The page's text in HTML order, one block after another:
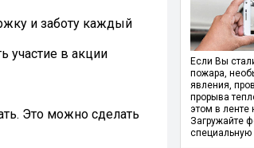
и заботу каждый
участие в акции
Это можно сделать
Если Вы
пожара,
явления,
прорыва
этом в ленте
Загружайте
специальную